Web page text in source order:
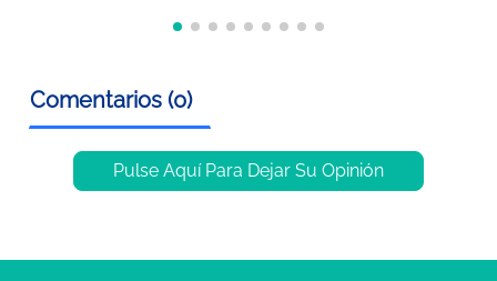
Comentarios (0)
Pulse Aquí Para Dejar Su Opinión